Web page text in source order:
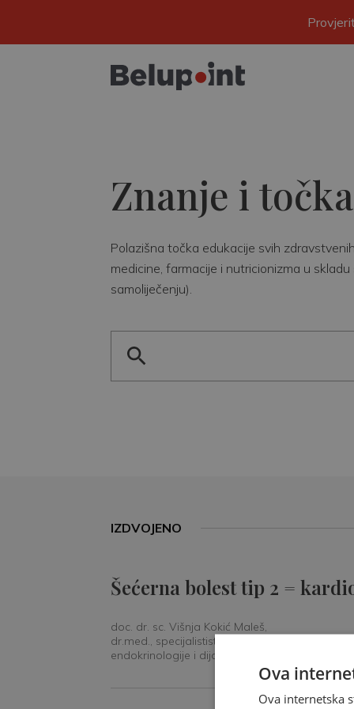
Znanje i točka
Polazišna točka edukacije svih
medicine, farmacije i nutricionizma u
samoliječenju).
IZDVOJENO
Šećerna bolest tip 2 =
doc. dr. sc. Višnja Kokić Maleš,
dr.med., specijalististica
endokrinologije i dijabetologije
Ova
Ova internetska